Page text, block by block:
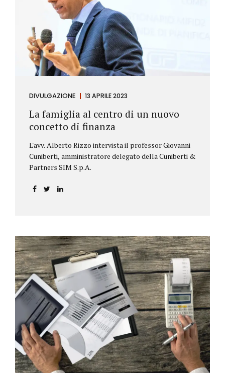
DIVULGAZIONE 13 APRILE 2023
La famiglia al centro di un nuovo
concetto di finanza
L'avv. Alberto Rizzo intervista il professor Giovanni
Cuniberti, amministratore delegato della Cuniberti &
Partners SIM S.p.A.